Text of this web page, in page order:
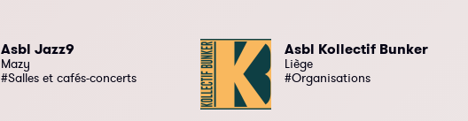
Asbl Jazz9
Mazy
#Salles et cafés-concerts
Asbl Kollectif Bunker
Liège
#Organisations